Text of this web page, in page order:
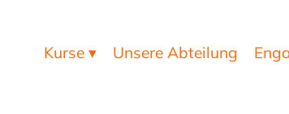
Kurse ▾ Unsere Abteilung